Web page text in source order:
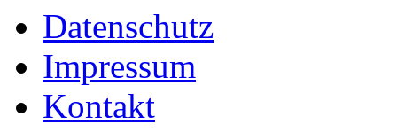
Datenschutz
Impressum
Kontakt